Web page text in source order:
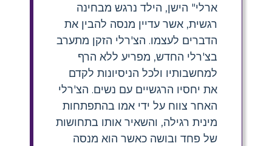
ארלי" הישן, הילד נרגש מבחינה
רגשית, אשר עדיין מנסה להבין את
הדברים לעצמו. הצ'רלי הזקן מתערב
בצ'רלי החדש, מפריע ללא הרף
למחשבותיו ולכל הניסיונות לקדם
את יחסיו הרגשיים עם נשים. הצ'רלי
האחר צווח על ידי אמו בהתפתחות
מינית רגילה, והשאיר אותו בתחושות
של פחד ובושה כאשר הוא מנסה